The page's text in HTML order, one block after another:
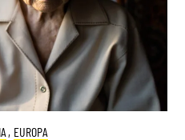
, EUROPA